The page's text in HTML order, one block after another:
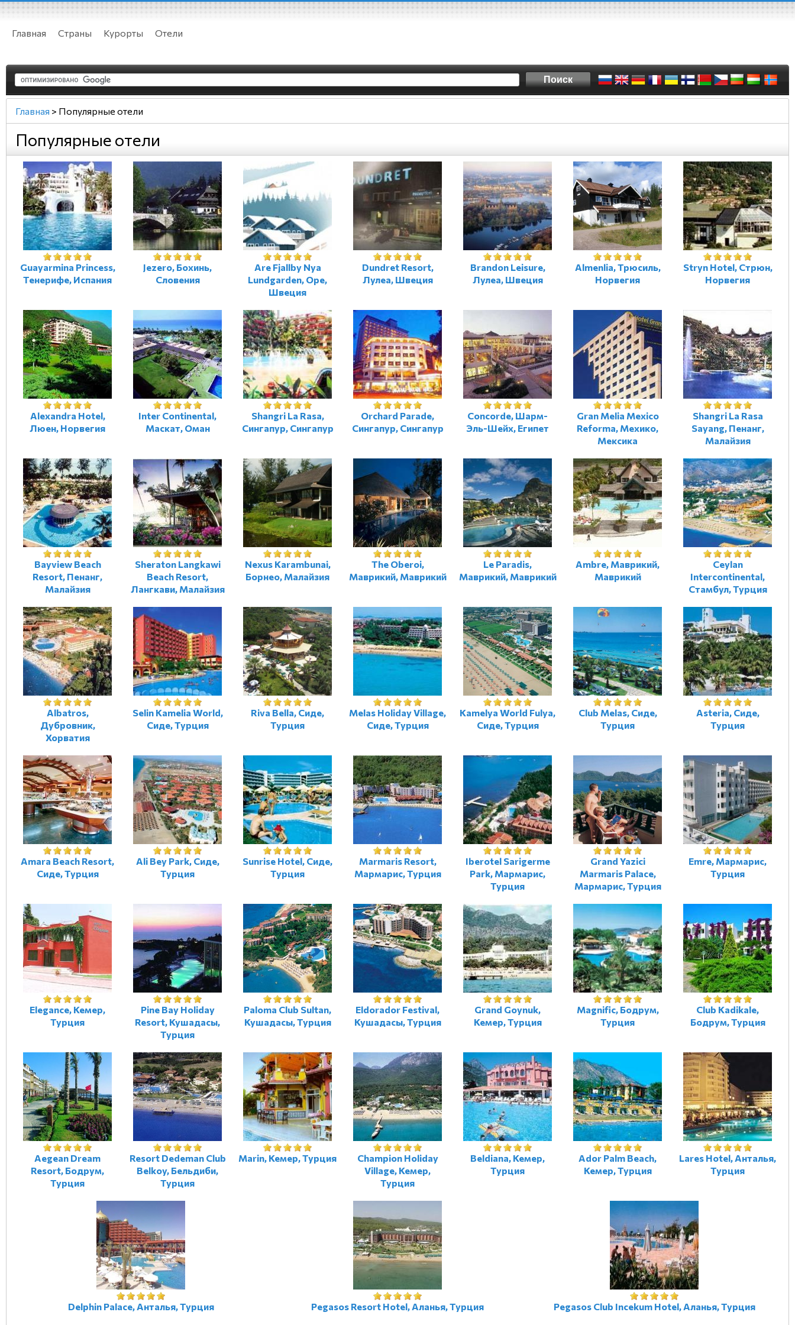
Главная Страны Курорты Отели
Главная > Популярные отели
Популярные отели
Guayarmina Princess,
Тенерифе, Испания
Jezero, Бохинь,
Словения
Are Fjallby Nya
Lundgarden, Оре,
Швеция
Dundret Resort,
Лулеа, Швеция
Brandon Leisure,
Лулеа, Швеция
Almenlia, Трюсиль,
Норвегия
Stryn Hotel, Стрюн,
Норвегия
Alexandra Hotel,
Люен, Норвегия
Inter Сontinental,
Маскат, Оман
Shangri La Rasa,
Сингапур, Сингапур
Orchard Parade,
Сингапур, Сингапур
Concorde, Шарм-
Эль-Шейх, Египет
Gran Melia Mexico
Reforma, Мехико,
Мексика
Shangri La Rasa
Sayang, Пенанг,
Малайзия
Bayview Beach
Resort, Пенанг,
Малайзия
Sheraton Langkawi
Beach Resort,
Лангкави, Малайзия
Nexus Karambunai,
Борнео, Малайзия
The Oberoi,
Маврикий, Маврикий
Le Paradis,
Маврикий, Маврикий
Ambre, Маврикий,
Маврикий
Ceylan
Intercontinental,
Стамбул, Турция
Albatros,
Дубровник,
Хорватия
Selin Kamelia World,
Сиде, Турция
Riva Bella, Сиде,
Турция
Melas Holiday Village,
Сиде, Турция
Kamelya World Fulya,
Сиде, Турция
Club Melas, Сиде,
Турция
Asteria, Сиде,
Турция
Amara Beach Resort,
Сиде, Турция
Ali Bey Park, Сиде,
Турция
Sunrise Hotel, Сиде,
Турция
Marmaris Resort,
Мармарис, Турция
Iberotel Sarigerme
Park, Мармарис,
Турция
Grand Yazici
Marmaris Palace,
Мармарис, Турция
Emre, Мармарис,
Турция
Elegance, Кемер,
Турция
Pine Bay Holiday
Resort, Кушадасы,
Турция
Paloma Club Sultan,
Кушадасы, Турция
Eldorador Festival,
Кушадасы, Турция
Grand Goynuk,
Кемер, Турция
Magnific, Бодрум,
Турция
Club Kadikale,
Бодрум, Турция
Aegean Dream
Resort, Бодрум,
Турция
Resort Dedeman Club
Belkoy, Бельдиби,
Турция
Marin, Кемер, Турция
Champion Holiday
Village, Кемер,
Турция
Beldiana, Кемер,
Турция
Ador Palm Beach,
Кемер, Турция
Lares Hotel, Анталья,
Турция
Delphin Palace, Анталья, Турция Pegasos Resort Hotel, Аланья, Турция Pegasos Club Incekum Hotel, Аланья, Турция